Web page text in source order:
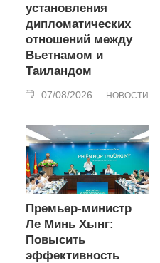
установления
дипломатических
отношений между
Вьетнамом и
Таиландом
07/08/2026 НОВОСТИ
Премьер-министр
Ле Минь Хынг:
Повысить
эффективность